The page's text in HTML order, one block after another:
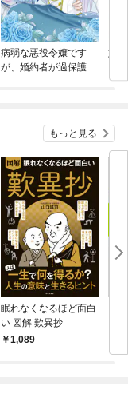
病弱な悪役令嬢です
が、婚約者が過保護す
妹
もっと見る
眠れなくなるほど面白
い 図解 歎異抄
1,089